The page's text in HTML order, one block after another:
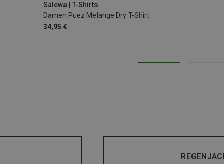
Salewa | T-Shirts
Damen Puez Melange Dry T-Shirt
34,95 €